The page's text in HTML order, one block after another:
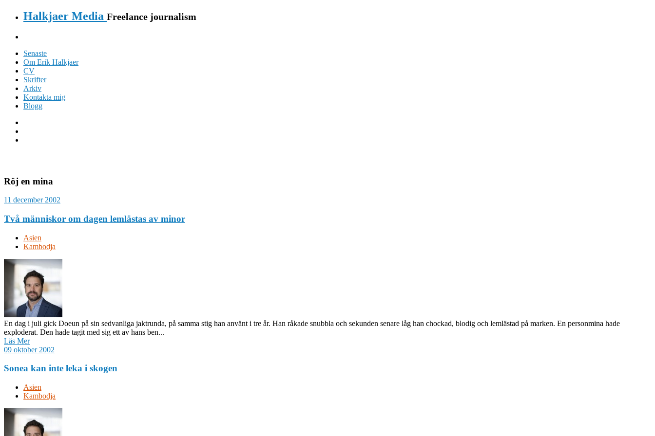
Halkjaer Media Freelance journalism
Senaste
Om Erik Halkjaer
CV
Skrifter
Arkiv
Kontakta mig
Blogg
Röj en mina
11 december 2002
Två människor om dagen lemlästas av minor
Asien
Kambodja
En dag i juli gick Doeun på sin sedvanliga jaktrunda, på samma stig han använt i tre år. Han råkade snubbla och sekunden senare låg han chockad, blodig och lemlästad på marken. En personmina hade
exploderat. Den hade tagit med sig ett av hans ben...
Läs Mer
09 oktober 2002
Sonea kan inte leka i skogen
Asien
Kambodja